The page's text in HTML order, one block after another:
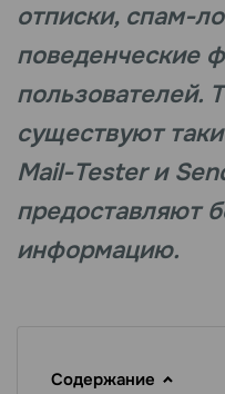
отписки, спам-
поведенческие
пользователей.
существуют
Mail-Tester и
предоставляют
информацию.
Содержание